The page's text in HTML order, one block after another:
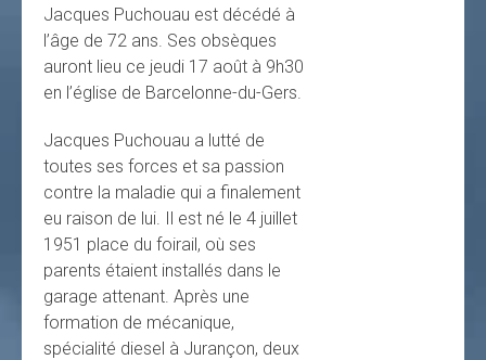
Jacques Puchouau est décédé à
l’âge de 72 ans. Ses obsèques
auront lieu ce jeudi 17 août à 9h30
en l’église de Barcelonne-du-Gers.
Jacques Puchouau a lutté de
toutes ses forces et sa passion
contre la maladie qui a finalement
eu raison de lui. Il est né le 4 juillet
1951 place du foirail, où ses
parents étaient installés dans le
garage attenant. Après une
formation de mécanique,
spécialité diesel à Jurançon, deux